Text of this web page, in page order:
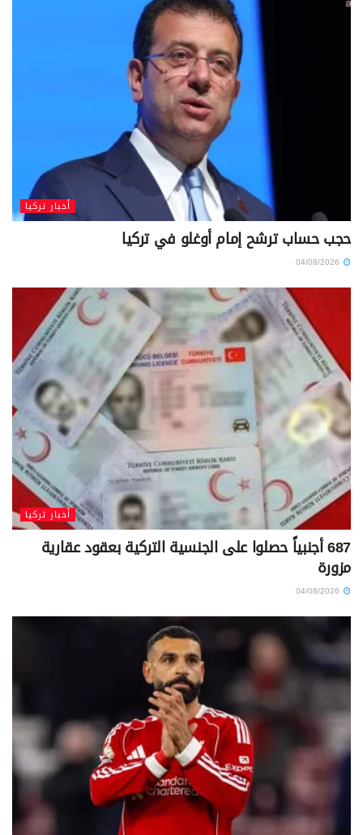
أخبار تركيا
حجب حساب ترشح إمام أوغلو في تركيا
أخبار تركيا
687 أجنبياً حصلوا على الجنسية التركية بعقود عقارية
مزورة